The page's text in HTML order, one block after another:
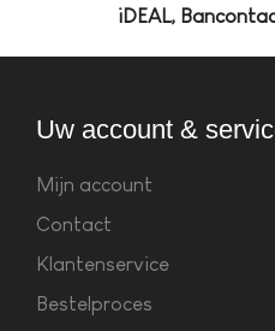
iDEAL,
Uw account &
Mijn account
Contact
Klantenservice
Bestelproces